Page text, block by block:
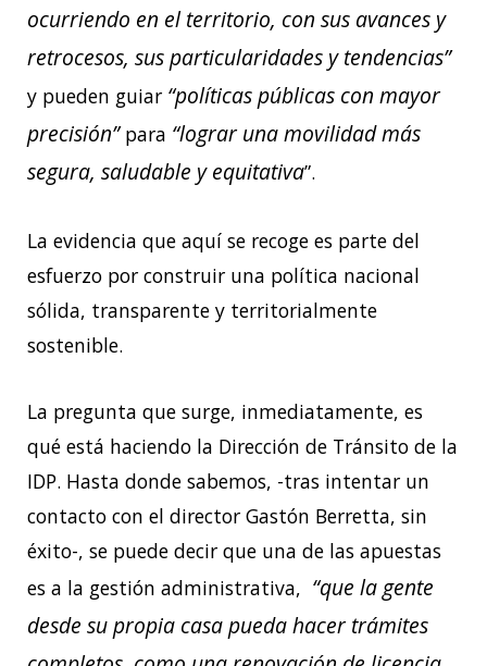
ocurriendo en el territorio, con sus avances y
retrocesos, sus particularidades y tendencias”
y pueden guiar “políticas públicas con mayor
precisión”para “lograr una movilidad más
segura, saludable y equitativa”.
La evidencia que aquí se recoge es parte del
esfuerzo por construir una política nacional
sólida, transparente y territorialmente
sostenible.
La pregunta que surge, inmediatamente, es
qué está haciendo la Dirección de Tránsito de la
IDP. Hasta donde sabemos, -tras intentar un
contacto con el director Gastón Berretta, sin
éxito-, se puede decir que una de las apuestas
es a la gestión administrativa, “que la gente
desde su propia casa pueda hacer trámites